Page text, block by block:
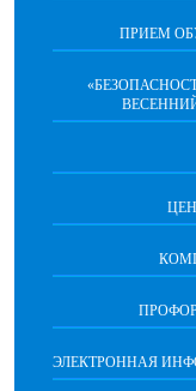
ПРИЕМ
ЭЛЕКТРОННАЯ